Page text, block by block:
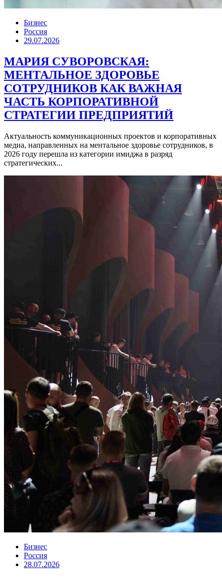
Бизнес
Россия
29.07.2026
МАРИЯ СУВОРОВСКАЯ:
МЕНТАЛЬНОЕ ЗДОРОВЬЕ
СОТРУДНИКОВ КАК ВАЖНАЯ
ЧАСТЬ КОРПОРАТИВНОЙ
СТРАТЕГИИ ПРЕДПРИЯТИЙ
Актуальность коммуникационных проектов и корпоративных
медиа, направленных на ментальное здоровье сотрудников, в
2026 году перешла из категории имиджа в разряд
стратегических...
Бизнес
Россия
28.07.2026